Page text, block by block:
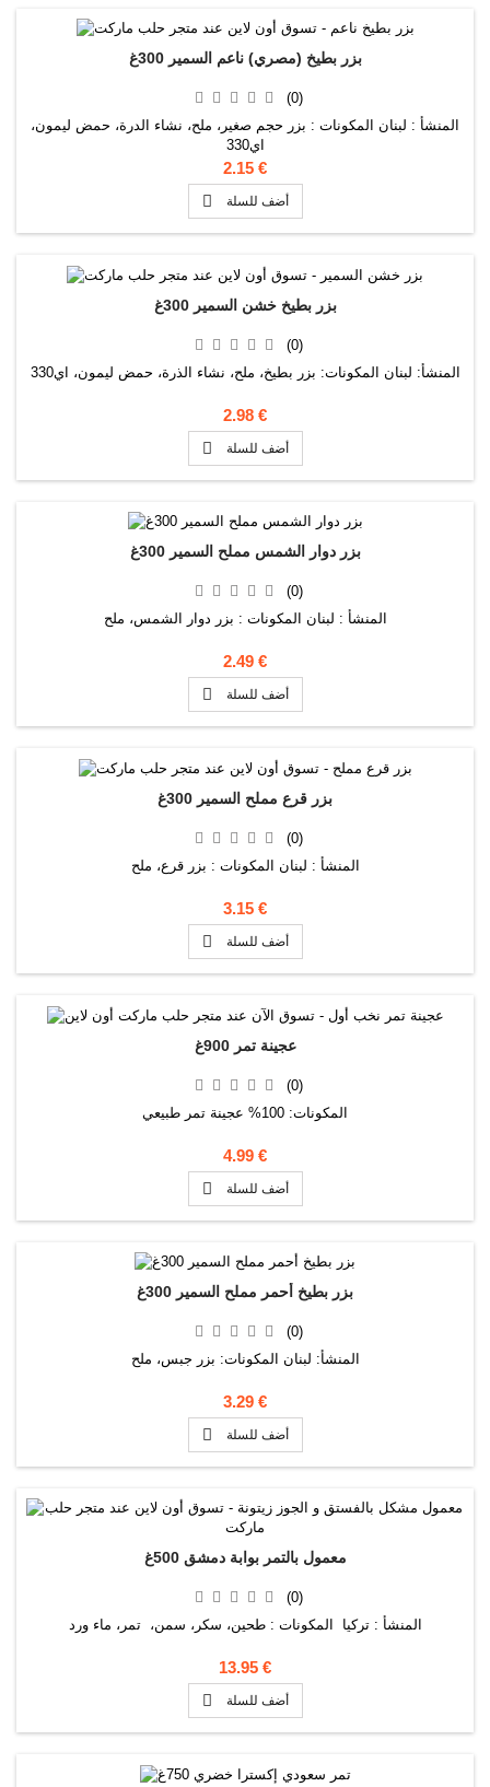
بزر بطيخ (مصري) ناعم السمير 300غ
(0)
المنشأ : لبنان المكونات : بزر حجم صغير، ملح، نشاء الدرة، حمض ليمون،
اي330
2.15 €
 أضف للسلة
بزر بطيخ خشن السمير 300غ
(0)
المنشأ: لبنان المكونات: بزر بطيخ، ملح، نشاء الذرة، حمض ليمون، اي330
2.98 €
 أضف للسلة
بزر دوار الشمس مملح السمير 300غ
(0)
المنشأ : لبنان المكونات : بزر دوار الشمس، ملح
2.49 €
 أضف للسلة
بزر قرع مملح السمير 300غ
(0)
المنشأ : لبنان المكونات : بزر قرع، ملح
3.15 €
 أضف للسلة
عجينة تمر 900غ
(0)
المكونات: 100% عجينة تمر طبيعي
4.99 €
 أضف للسلة
بزر بطيخ أحمر مملح السمير 300غ
(0)
المنشأ: لبنان المكونات: بزر جبس، ملح
3.29 €
 أضف للسلة
معمول بالتمر بوابة دمشق 500غ
(0)
المنشأ : تركيا المكونات : طحين، سكر، سمن، تمر، ماء ورد
13.95 €
 أضف للسلة